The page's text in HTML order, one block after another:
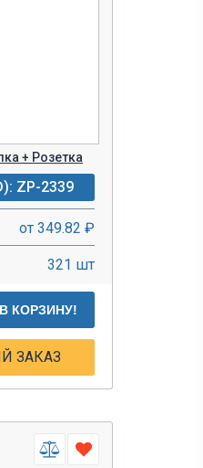
+ Розетка
ZP-2339
от 349.82 ₽
321 шт
В КОРЗИНУ!
ЗАКАЗ